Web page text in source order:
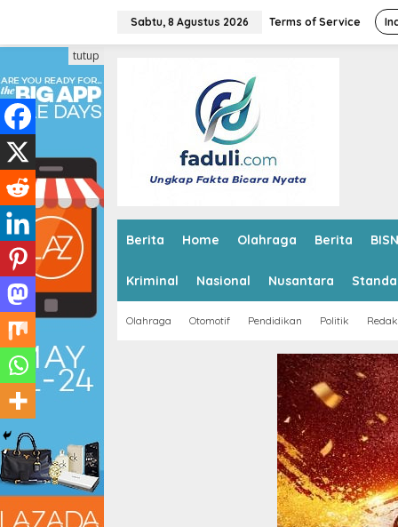
i
k
e
k
n
n
Sabtu, 8 Agustus 2026 Terms of Service
Berita Home Olahraga Berita
Kriminal Nasional Nusantara
Olahraga Otomotif Pendidikan Politik
tutup